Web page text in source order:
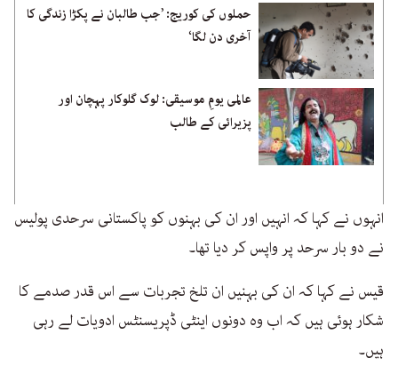
حملوں کی کوریج: ’جب طالبان نے پکڑا زندگی کا
آخری دن لگا‘
عالمی یومِ موسیقی: لوک گلوکار پہچان اور
پزیرائی کے طالب
انہوں نے کہا کہ انہیں اور ان کی بہنوں کو پاکستانی سرحدی پولیس
نے دو بار سرحد پر واپس کر دیا تھا۔
قیس نے کہا کہ ان کی بہنیں ان تلخ تجربات سے اس قدر صدمے کا
شکار ہوئی ہیں کہ اب وہ دونوں اینٹی ڈپریسنٹس ادویات لے رہی
ہیں۔